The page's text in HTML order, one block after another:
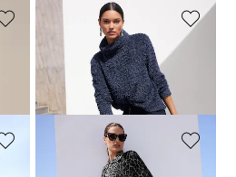
MADELEINE
129,95 €